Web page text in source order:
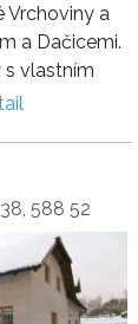
Vrchoviny a
a Dačicemi.
s vlastním
588 52